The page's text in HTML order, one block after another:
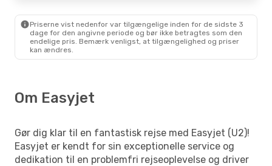
Priserne vist nedenfor var tilgængelige inden for de sidste 3
dage for den angivne periode og bør ikke betragtes som den
endelige pris. Bemærk venligst, at tilgængelighed og priser
kan ændres.
Om Easyjet
Gør dig klar til en fantastisk rejse med Easyjet (U2)!
Easyjet er kendt for sin exceptionelle service og
dedikation til en problemfri rejseoplevelse og driver